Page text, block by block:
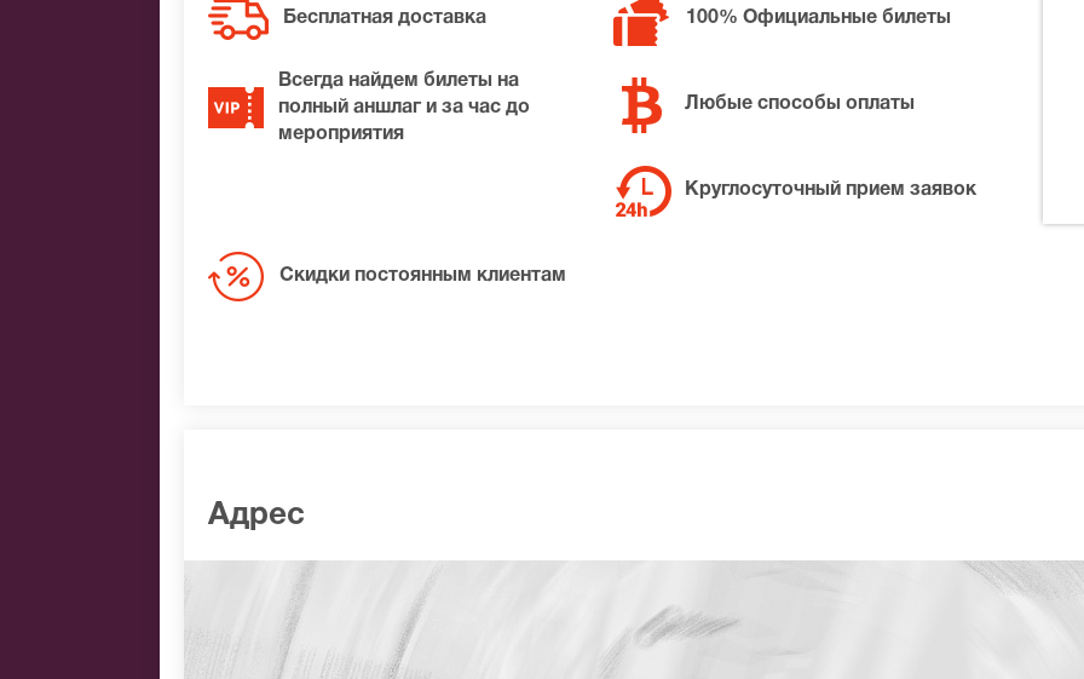
Бесплатная доставка 100% Официальные билеты
Всегда найдем билеты на
полный аншлаг и за час до
мероприятия
Любые способы оплаты
Круглосуточный прием заявок
Скидки постоянным клиентам
Адрес